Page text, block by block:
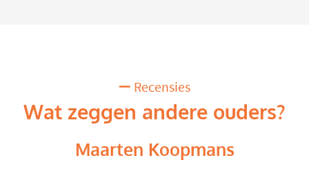
Recensies
Wat zeggen andere ouders?
Maarten Koopmans